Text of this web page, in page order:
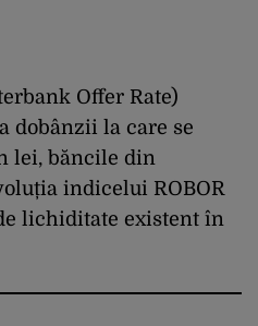
Offer Rate)
dobânzii la care se
lei, băncile din
indicelui ROBOR
lichiditate existent în